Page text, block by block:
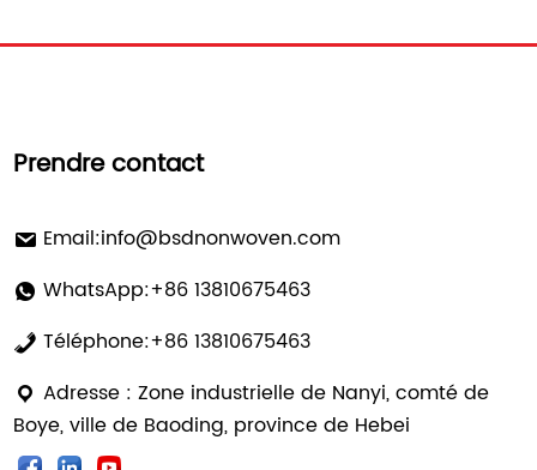
Prendre contact
Email:info@bsdnonwoven.com
WhatsApp:+86 13810675463
Téléphone:+86 13810675463
Adresse : Zone industrielle de Nanyi, comté de
Boye, ville de Baoding, province de Hebei